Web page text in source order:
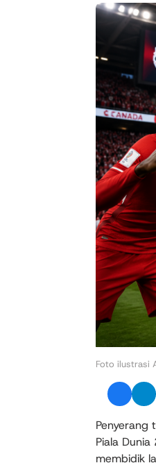
Foto ilustrasi
Penyerang
Piala
membidik